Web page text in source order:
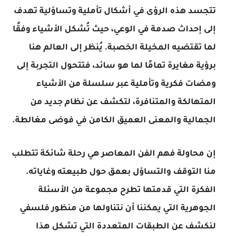
تتجسد هذه الرؤى في أشكال تأملية وتساؤلية تهدف
إلى إحداث صدمة في الوعي، حيث تُشكل الأشياء وفقًا
لما تقتضيه المخيلة الخصبة. يُنظر إلى العالم هنا
برؤية مغايرة تمامًا لما هو سائد، فتتحول التجربة إلى
ومضات فكرية وتأملية عبر سلسلة من الأشياء
المتهالكة والمتنافرة، لتكشف عن نظام جديد من
الجمالية والمعنى العميق الكامن في فوضى مغالطة.
إن محاولة فهم الفن المعاصر هي رحلة شائكة تتطلب
منا التوقف والتساؤل بعمق حول طبيعته وغاياته.
الفكرة التي قدمتها تطرح مجموعة من الأسئلة
الجوهرية التي يمكننا أن نتناولها من منظور فلسفي
لنكشف عن الطبقات المتعددة التي تشكل هذا